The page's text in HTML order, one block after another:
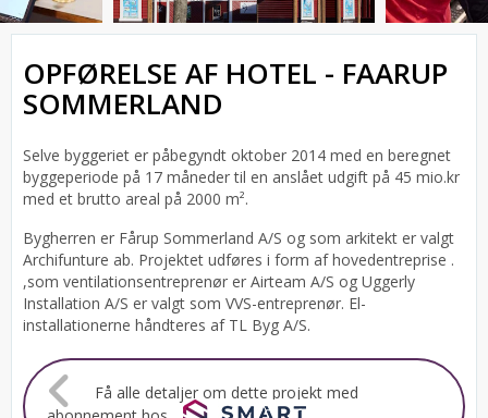
OPFØRELSE AF HOTEL - FAARUP
SOMMERLAND
Selve byggeriet er påbegyndt oktober 2014 med en beregnet
byggeperiode på 17 måneder til en anslået udgift på 45 mio.kr
med et brutto areal på 2000 m².
Bygherren er Fårup Sommerland A/S og som arkitekt er valgt
Archifunture ab. Projektet udføres i form af hovedentreprise .
,som ventilationsentreprenør er Airteam A/S og Uggerly
Installation A/S er valgt som VVS-entreprenør. El-
installationerne håndteres af TL Byg A/S.
Få alle detaljer om dette projekt med